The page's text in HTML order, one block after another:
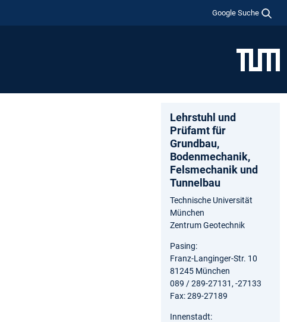
Google Suche
Lehrstuhl und
Prüfamt für
Grundbau,
Bodenmechanik,
Felsmechanik und
Tunnelbau
Technische Universität
München
Zentrum Geotechnik
Pasing:
Franz-Langinger-Str. 10
81245 München
089 / 289-27131, -27133
Fax: 289-27189
Innenstadt: